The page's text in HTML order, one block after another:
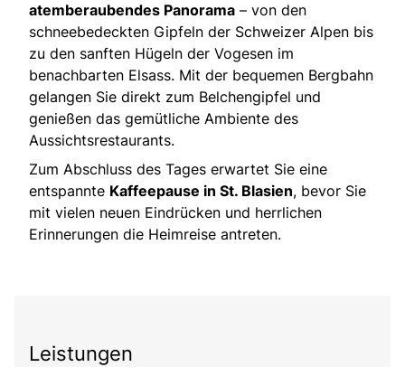
atemberaubendes Panorama – von den
schneebedeckten Gipfeln der Schweizer Alpen bis
zu den sanften Hügeln der Vogesen im
benachbarten Elsass. Mit der bequemen Bergbahn
gelangen Sie direkt zum Belchengipfel und
genießen das gemütliche Ambiente des
Aussichtsrestaurants.
Zum Abschluss des Tages erwartet Sie eine
entspannte Kaffeepause in St. Blasien, bevor Sie
mit vielen neuen Eindrücken und herrlichen
Erinnerungen die Heimreise antreten.
Leistungen